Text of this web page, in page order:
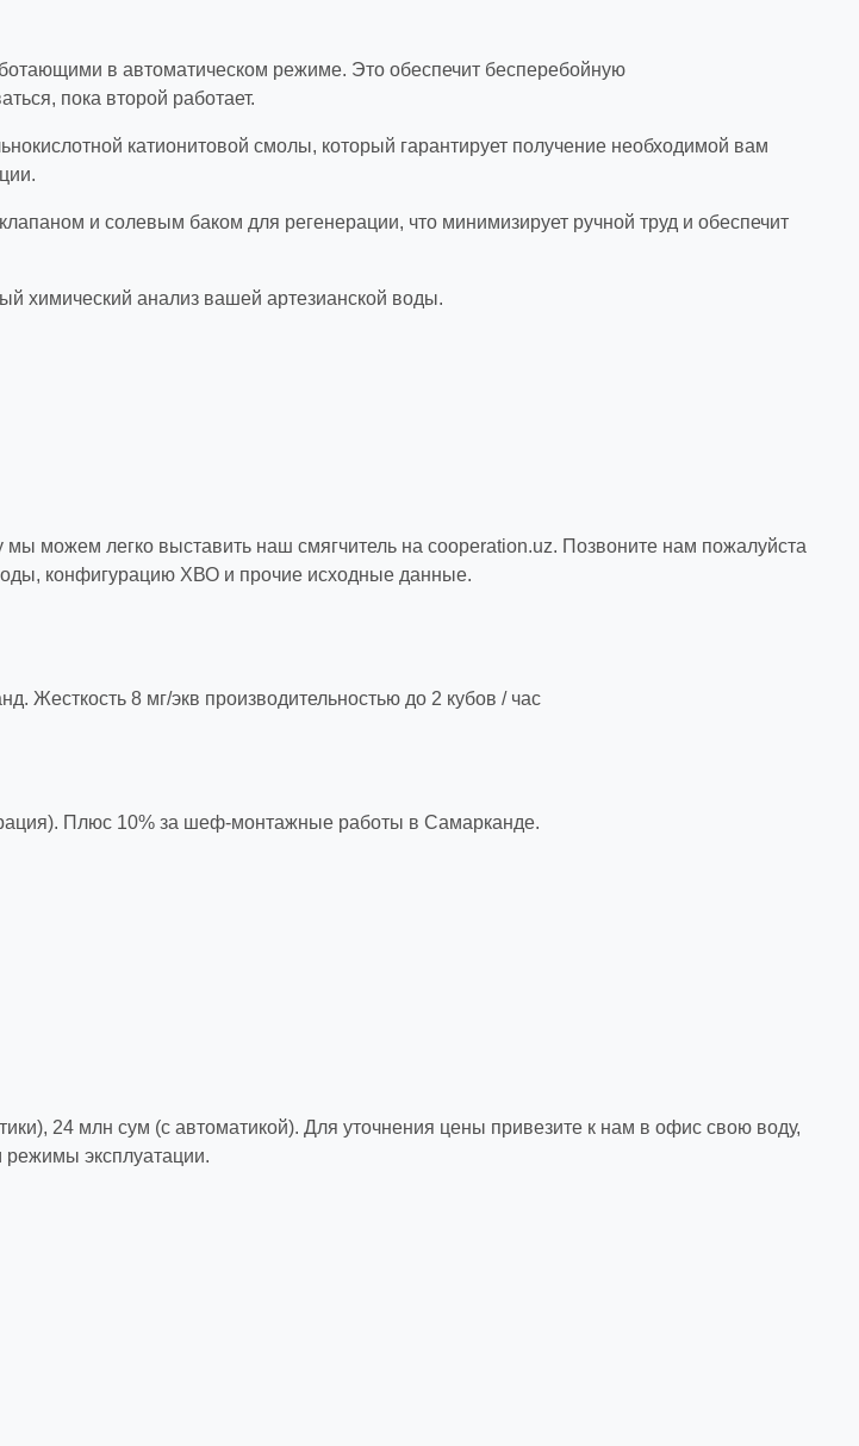
в автоматическом режиме. Это обеспечит бесперебойную
пока второй работает.
катионитовой смолы, который гарантирует получение необходимой вам
и солевым баком для регенерации, что минимизирует ручной труд и обеспечит
химический анализ вашей артезианской воды.
можем легко выставить наш смягчитель на cooperation.uz. Позвоните нам пожалуйста
конфигурацию ХВО и прочие исходные данные.
Жесткость 8 мг/экв производительностью до 2 кубов / час
Плюс 10% за шеф-монтажные работы в Самарканде.
24 млн сум (с автоматикой). Для уточнения цены привезите к нам в офис свою воду,
режимы эксплуатации.